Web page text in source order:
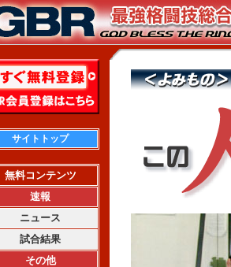
サイトトップ
無料コンテンツ
速報
ニュース
試合結果
その他